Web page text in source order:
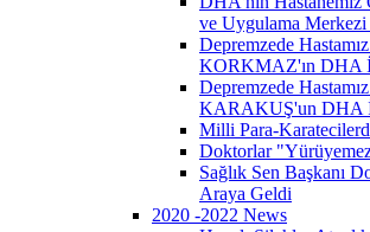
ve Uygulama
Depremzede
KORKMAZ'ın DHA
Depremzede
KARAKUŞ'un DHA
Milli Para-
Doktorlar
Sağlık Sen Başkanı
Araya Geldi
2020 -2022 News